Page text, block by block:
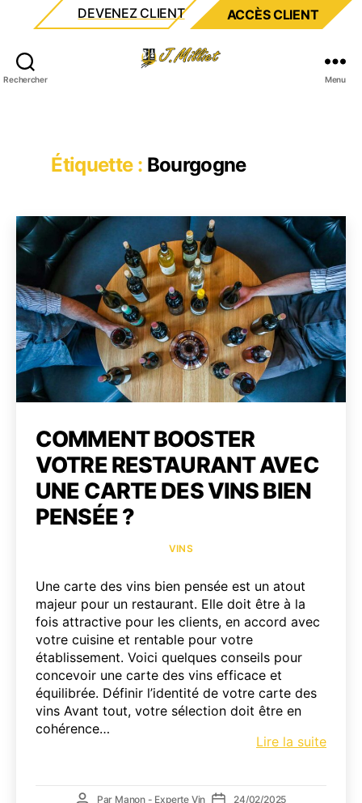
DEVENEZ CLIENT ACCÈS CLIENT
Rechercher Menu
Étiquette : Bourgogne
COMMENT BOOSTER
VOTRE RESTAURANT AVEC
UNE CARTE DES VINS BIEN
PENSÉE ?
VINS
Une carte des vins bien pensée est un atout
majeur pour un restaurant. Elle doit être à la
fois attractive pour les clients, en accord avec
votre cuisine et rentable pour votre
établissement. Voici quelques conseils pour
concevoir une carte des vins efficace et
équilibrée. Définir l’identité de votre carte des
vins Avant tout, votre sélection doit être en
cohérence…
Lire la suite
AuteurPar Manon - Experte Vin Date
24/02/2025